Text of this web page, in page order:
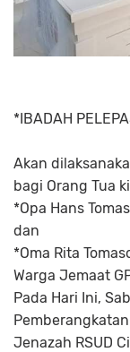
*IBADAH
Akan
bagi Orang Tua
*Opa Hans
dan
*Oma Rita
Warga Jemaat
Pada Hari Ini,
Jenazah RSUD